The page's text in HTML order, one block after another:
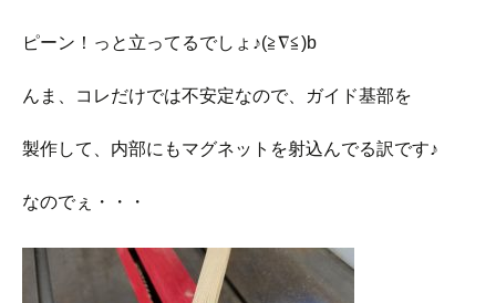
ピーン！っと立ってるでしょ♪(≧∇≦)b
んま、コレだけでは不安定なので、ガイド基部を
製作して、内部にもマグネットを射込んでる訳です♪
なのでぇ・・・